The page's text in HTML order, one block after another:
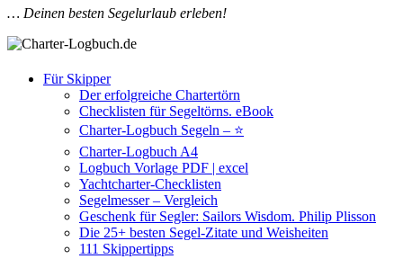
… Deinen besten Segelurlaub erleben!
Für Skipper
Der erfolgreiche Chartertörn
Checklisten für Segeltörns. eBook
Charter-Logbuch Segeln – ⭐
Charter-Logbuch A4
Logbuch Vorlage PDF | excel
Yachtcharter-Checklisten
Segelmesser – Vergleich
Geschenk für Segler: Sailors Wisdom. Philip Plisson
Die 25+ besten Segel-Zitate und Weisheiten
111 Skippertipps